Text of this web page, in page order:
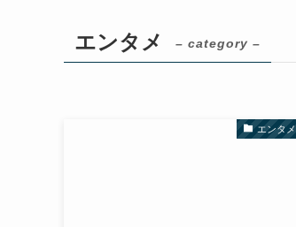
エンタメ – category –
エンタメ